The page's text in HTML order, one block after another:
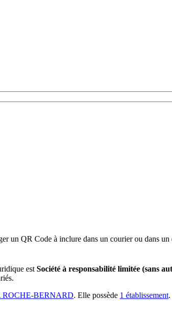
un QR Code à inclure dans un courier ou dans un
est Société à responsabilité limitée (sans
ROCHE-BERNARD. Elle possède 1 établissement.